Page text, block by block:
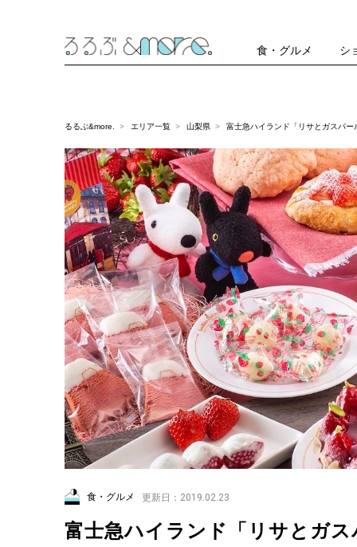
食・グルメ シ
るるぶ&more. エリア一覧 山梨県 富士急ハイランド「リサとガスパ
食・グルメ 更新日：2019.02.23
富士急ハイランド「リサとガ